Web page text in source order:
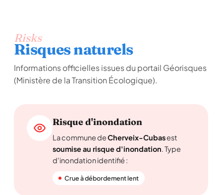
Risks
Risques naturels
Informations officielles issues du portail Géorisques
(Ministère de la Transition Écologique).
Risque d'inondation
La commune deCherveix-Cubasest
soumise au risque d'inondation. Type
d'inondation identifié :
Crue à débordement lent